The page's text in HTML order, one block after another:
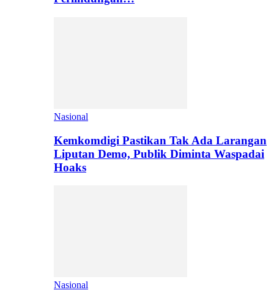
Nasional
Kemkomdigi Pastikan Tak Ada Larangan
Liputan Demo, Publik Diminta Waspadai
Hoaks
Nasional